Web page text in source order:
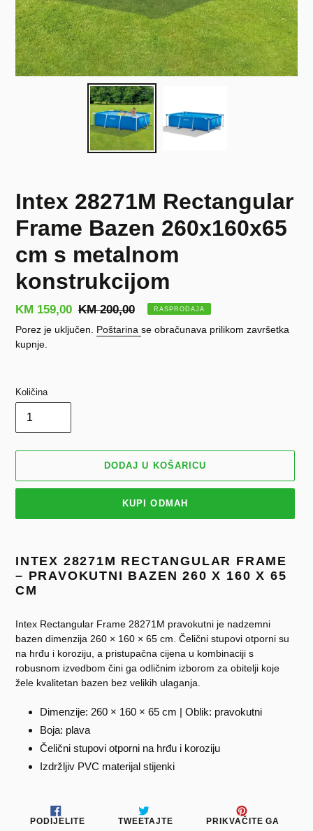
Intex 28271M Rectangular
Frame Bazen 260x160x65
cm s metalnom
konstrukcijom
Prodajna
cijena
KM 159,00 Redovna
cijena
KM 200,00 RASPRODAJA
Porez je uključen. Poštarina se obračunava prilikom završetka
kupnje.
Količina
DODAJ U KOŠARICU
KUPI ODMAH
u
košaricu
INTEX 28271M RECTANGULAR FRAME
– PRAVOKUTNI BAZEN 260 X 160 X 65
CM
Intex Rectangular Frame 28271M pravokutni je nadzemni
bazen dimenzija 260 × 160 × 65 cm. Čelični stupovi otporni su
na hrđu i koroziju, a pristupačna cijena u kombinaciji s
robusnom izvedbom čini ga odličnim izborom za obitelji koje
žele kvalitetan bazen bez velikih ulaganja.
Dimenzije: 260 × 160 × 65 cm | Oblik: pravokutni
Boja: plava
Čelični stupovi otporni na hrđu i koroziju
Izdržljiv PVC materijal stijenki
PODIJELITEPODIJELITETWEETAJTE TWEETAJTEPRIKVAČITE GA